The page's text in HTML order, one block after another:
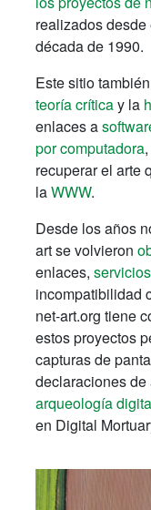
realizados
década de 1990.
Este sitio
teoría críticay la
enlaces a
por computadora
recuperar el arte
laWWW.
Desde los años
art se volvieron
enlaces,
incompatibilidad
net-art.org tiene
estos proyectos
capturas de
declaraciones de
arqueología
en Digital